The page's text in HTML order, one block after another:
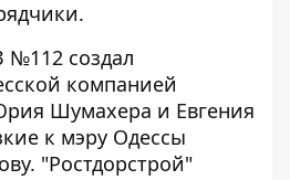
№112 создал
компанией
Шумахера и Евгения
к мэру Одессы
"Ростдорстрой"